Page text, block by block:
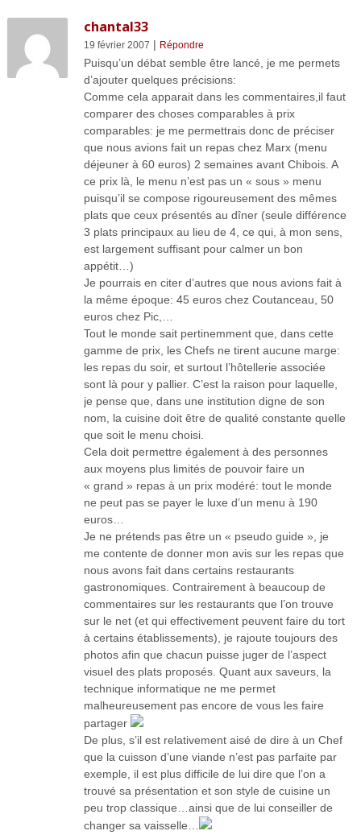
chantal33
19 février 2007 | Répondre
Puisqu’un débat semble être lancé, je me permets
d’ajouter quelques précisions:
Comme cela apparait dans les commentaires,il faut
comparer des choses comparables à prix
comparables: je me permettrais donc de préciser
que nous avions fait un repas chez Marx (menu
déjeuner à 60 euros) 2 semaines avant Chibois. A
ce prix là, le menu n’est pas un « sous » menu
puisqu’il se compose rigoureusement des mêmes
plats que ceux présentés au dîner (seule différence
3 plats principaux au lieu de 4, ce qui, à mon sens,
est largement suffisant pour calmer un bon
appétit…)
Je pourrais en citer d’autres que nous avions fait à
la même époque: 45 euros chez Coutanceau, 50
euros chez Pic,…
Tout le monde sait pertinemment que, dans cette
gamme de prix, les Chefs ne tirent aucune marge:
les repas du soir, et surtout l’hôtellerie associée
sont là pour y pallier. C’est la raison pour laquelle,
je pense que, dans une institution digne de son
nom, la cuisine doit être de qualité constante quelle
que soit le menu choisi.
Cela doit permettre également à des personnes
aux moyens plus limités de pouvoir faire un
« grand » repas à un prix modéré: tout le monde
ne peut pas se payer le luxe d’un menu à 190
euros…
Je ne prétends pas être un « pseudo guide », je
me contente de donner mon avis sur les repas que
nous avons fait dans certains restaurants
gastronomiques. Contrairement à beaucoup de
commentaires sur les restaurants que l’on trouve
sur le net (et qui effectivement peuvent faire du tort
à certains établissements), je rajoute toujours des
photos afin que chacun puisse juger de l’aspect
visuel des plats proposés. Quant aux saveurs, la
technique informatique ne me permet
malheureusement pas encore de vous les faire
partager
De plus, s’il est relativement aisé de dire à un Chef
que la cuisson d’une viande n’est pas parfaite par
exemple, il est plus difficile de lui dire que l’on a
trouvé sa présentation et son style de cuisine un
peu trop classique…ainsi que de lui conseiller de
changer sa vaisselle…